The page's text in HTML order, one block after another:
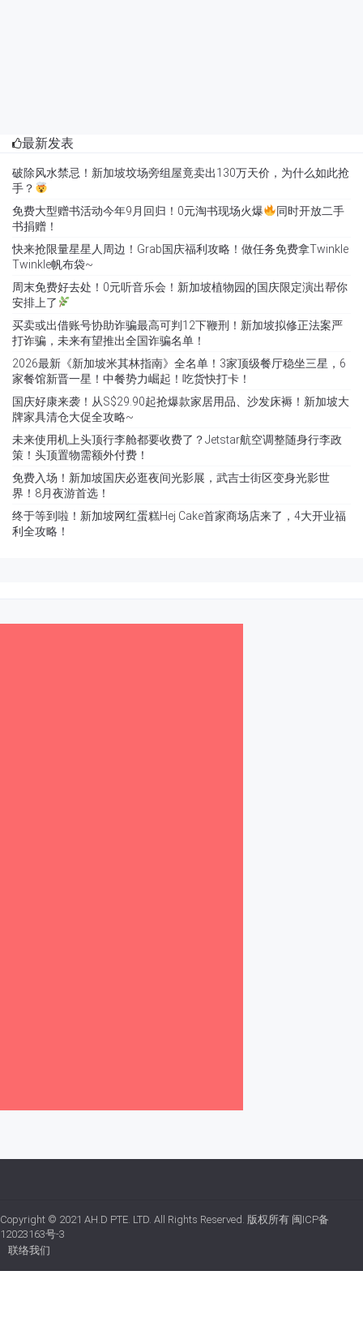
最新发表
破除风水禁忌！新加坡坟场旁组屋竟卖出130万天价，为什么如此抢
手？
免费大型赠书活动今年9月回归！0元淘书现场火爆
同时开放二手
书捐赠！
快来抢限量星星人周边！Grab国庆福利攻略！做任务免费拿Twinkle
Twinkle帆布袋~
周末免费好去处！0元听音乐会！新加坡植物园的国庆限定演出帮你
安排上了
买卖或出借账号协助诈骗最高可判12下鞭刑！新加坡拟修正法案严
打诈骗，未来有望推出全国诈骗名单！
2026最新《新加坡米其林指南》全名单！3家顶级餐厅稳坐三星，6
家餐馆新晋一星！中餐势力崛起！吃货快打卡！
国庆好康来袭！从S$29.90起抢爆款家居用品、沙发床褥！新加坡大
牌家具清仓大促全攻略~
未来使用机上头顶行李舱都要收费了？Jetstar航空调整随身行李政
策！头顶置物需额外付费！
免费入场！新加坡国庆必逛夜间光影展，武吉士街区变身光影世
界！8月夜游首选！
终于等到啦！新加坡网红蛋糕Hej Cake首家商场店来了，4大开业福
利全攻略！
Copyright © 2021 AH.D PTE. LTD. All Rights Reserved. 版权所有 闽ICP备
12023163号-3
联络我们